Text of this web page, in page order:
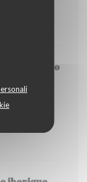
lait de coco